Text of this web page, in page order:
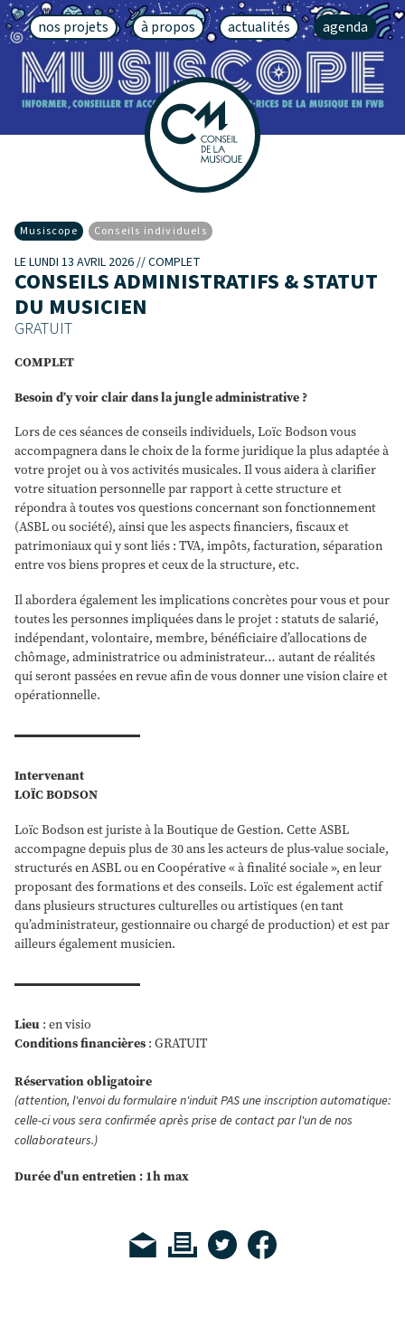
nos projets à propos actualités agenda
Musiscope Conseils individuels
LE LUNDI 13 AVRIL 2026 // COMPLET
CONSEILS ADMINISTRATIFS & STATUT
DU MUSICIEN
GRATUIT
COMPLET
Besoin d’y voir clair dans la jungle administrative ?
Lors de ces séances de conseils individuels, Loïc Bodson vous
accompagnera dans le choix de la forme juridique la plus adaptée à
votre projet ou à vos activités musicales. Il vous aidera à clarifier
votre situation personnelle par rapport à cette structure et
répondra à toutes vos questions concernant son fonctionnement
(ASBL ou société), ainsi que les aspects financiers, fiscaux et
patrimoniaux qui y sont liés : TVA, impôts, facturation, séparation
entre vos biens propres et ceux de la structure, etc.
Il abordera également les implications concrètes pour vous et pour
toutes les personnes impliquées dans le projet : statuts de salarié,
indépendant, volontaire, membre, bénéficiaire d’allocations de
chômage, administratrice ou administrateur… autant de réalités
qui seront passées en revue afin de vous donner une vision claire et
opérationnelle.
Intervenant
LOÏC BODSON
Loïc Bodson est juriste à la Boutique de Gestion. Cette ASBL
accompagne depuis plus de 30 ans les acteurs de plus-value sociale,
structurés en ASBL ou en Coopérative « à finalité sociale », en leur
proposant des formations et des conseils. Loïc est également actif
dans plusieurs structures culturelles ou artistiques (en tant
qu’administrateur, gestionnaire ou chargé de production) et est par
ailleurs également musicien.
Lieu : en visio
Conditions financières : GRATUIT
Réservation obligatoire
(attention, l'envoi du formulaire n'induit PAS une inscription automatique:
celle-ci vous sera confirmée après prise de contact par l'un de nos
collaborateurs.)
Durée d'un entretien : 1h max